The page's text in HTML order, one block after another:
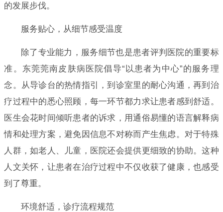
的发展步伐。
服务贴心，从细节感受温度
除了专业能力，服务细节也是患者评判医院的重要标
准。东莞莞南皮肤病医院倡导“以患者为中心”的服务理
念。从导诊台的热情指引，到诊室里的耐心沟通，再到治
疗过程中的悉心照顾，每一环节都力求让患者感到舒适。
医生会花时间倾听患者的诉求，用通俗易懂的语言解释病
情和处理方案，避免因信息不对称而产生焦虑。对于特殊
人群，如老人、儿童，医院还会提供更细致的协助。这种
人文关怀，让患者在治疗过程中不仅收获了健康，也感受
到了尊重。
环境舒适，诊疗流程规范